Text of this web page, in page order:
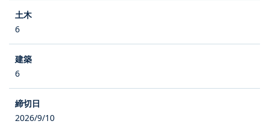
6
6
2026/9/10